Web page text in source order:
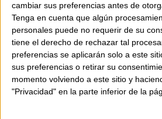
cambiar sus preferencias antes de
Tenga en cuenta que algún
personales puede no requerir de su
tiene el derecho de rechazar tal
preferencias se aplicarán solo a este
sus preferencias o retirar su
momento volviendo a este sitio y
"Privacidad" en la parte inferior de la